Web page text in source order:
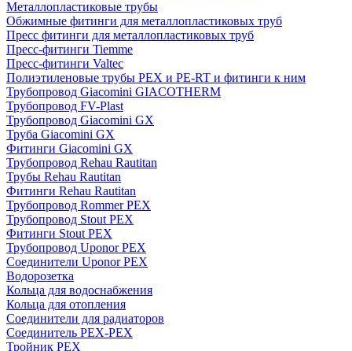
Металлопластиковые трубы
Обжимные фитинги для металлопластиковых труб
Пресс фитинги для металлопластиковых труб
Пресс-фитинги Tiemme
Пресс-фитинги Valtec
Полиэтиленовые трубы PEX и PE-RT и фитинги к ним
Трубопровод Giacomini GIACOTHERM
Трубопровод FV-Plast
Трубопровод Giacomini GX
Труба Giacomini GX
Фитинги Giacomini GX
Трубопровод Rehau Rautitan
Трубы Rehau Rautitan
Фитинги Rehau Rautitan
Трубопровод Rommer PEX
Трубопровод Stout PEX
Фитинги Stout PEX
Трубопровод Uponor PEX
Соединители Uponor PEX
Водорозетка
Кольца для водоснабжения
Кольца для отопления
Соединители для радиаторов
Соединитель PEX-PEX
Тройник PEX